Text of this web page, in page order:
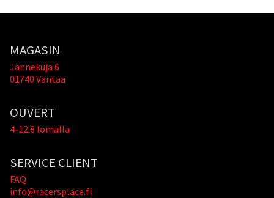
MAGASIN
Jännekuja 6
01740 Vantaa
OUVERT
4-12.8 lomalla
SERVICE CLIENT
FAQ
info@racersplace.fi